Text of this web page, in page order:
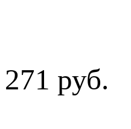
271 руб.